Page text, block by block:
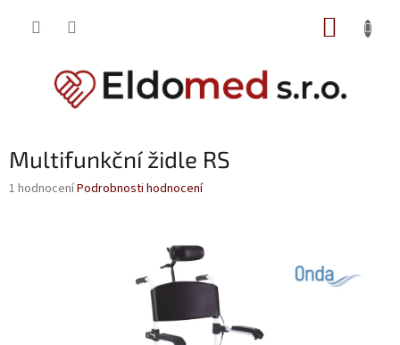
Multifunkční židle RS
Průměrné
1 hodnoceníPodrobnosti hodnocení